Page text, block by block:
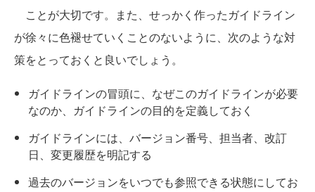
ことが大切です。また、せっかく作ったガイドライン
が徐々に色褪せていくことのないように、次のような対
策をとっておくと良いでしょう。
ガイドラインの冒頭に、なぜこのガイドラインが必要
なのか、ガイドラインの目的を定義しておく
ガイドラインには、バージョン番号、担当者、改訂
日、変更履歴を明記する
過去のバージョンをいつでも参照できる状態にしてお